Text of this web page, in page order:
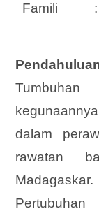
Famili :
dalam
rawatan